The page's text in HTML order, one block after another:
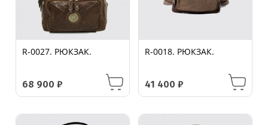
R-0027. РЮКЗАК.
68 900₽
R-0018. РЮКЗАК.
41 400 ₽